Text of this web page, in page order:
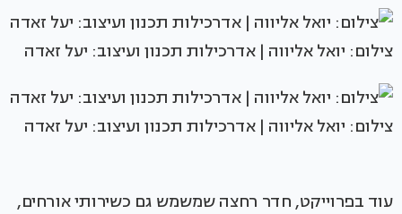
צילום: יואל אליווה | אדרכילות תכנון ועיצוב: יעל זאדה
צילום: יואל אליווה | אדרכילות תכנון ועיצוב: יעל זאדה
עוד בפרוייקט, חדר רחצה שמשמש גם כשירותי אורחים,